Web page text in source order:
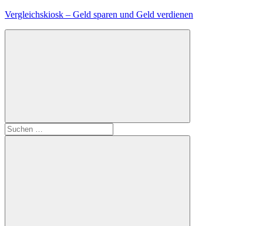
Zum
Vergleichskiosk – Geld sparen und Geld verdienen
Suchen
nach: